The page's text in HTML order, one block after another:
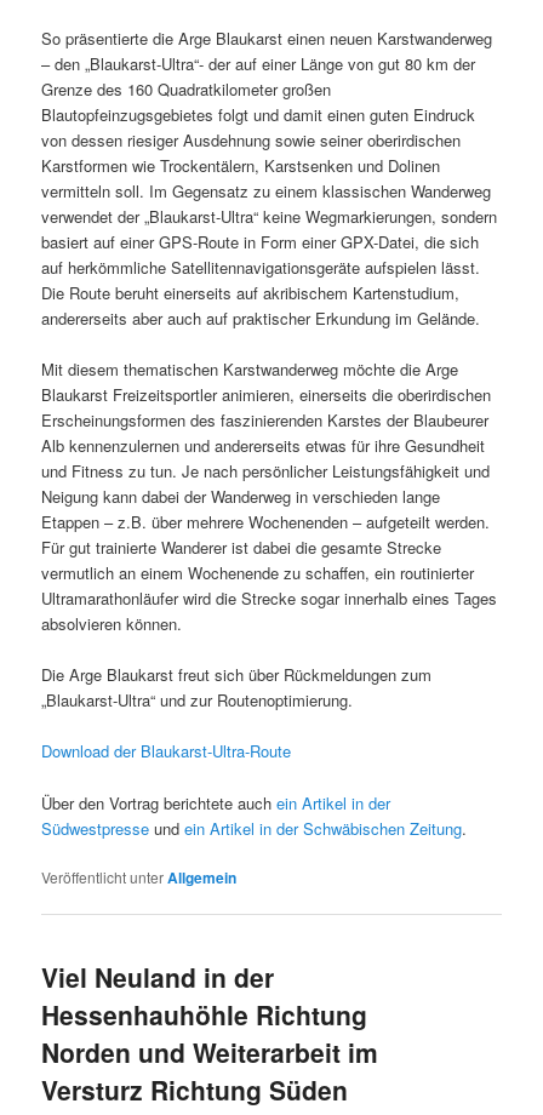
So präsentierte die Arge Blaukarst einen neuen Karstwanderweg
– den „Blaukarst-Ultra“- der auf einer Länge von gut 80 km der
Grenze des 160 Quadratkilometer großen
Blautopfeinzugsgebietes folgt und damit einen guten Eindruck
von dessen riesiger Ausdehnung sowie seiner oberirdischen
Karstformen wie Trockentälern, Karstsenken und Dolinen
vermitteln soll. Im Gegensatz zu einem klassischen Wanderweg
verwendet der „Blaukarst-Ultra“ keine Wegmarkierungen, sondern
basiert auf einer GPS-Route in Form einer GPX-Datei, die sich
auf herkömmliche Satellitennavigationsgeräte aufspielen lässt.
Die Route beruht einerseits auf akribischem Kartenstudium,
andererseits aber auch auf praktischer Erkundung im Gelände.
Mit diesem thematischen Karstwanderweg möchte die Arge
Blaukarst Freizeitsportler animieren, einerseits die oberirdischen
Erscheinungsformen des faszinierenden Karstes der Blaubeurer
Alb kennenzulernen und andererseits etwas für ihre Gesundheit
und Fitness zu tun. Je nach persönlicher Leistungsfähigkeit und
Neigung kann dabei der Wanderweg in verschieden lange
Etappen – z.B. über mehrere Wochenenden – aufgeteilt werden.
Für gut trainierte Wanderer ist dabei die gesamte Strecke
vermutlich an einem Wochenende zu schaffen, ein routinierter
Ultramarathonläufer wird die Strecke sogar innerhalb eines Tages
absolvieren können.
Die Arge Blaukarst freut sich über Rückmeldungen zum
„Blaukarst-Ultra“ und zur Routenoptimierung.
Download der Blaukarst-Ultra-Route
Über den Vortrag berichtete auchein Artikel in der
Südwestpresse undein Artikel in der Schwäbischen Zeitung.
Veröffentlicht unterAllgemein
Viel Neuland in der
Hessenhauhöhle Richtung
Norden und Weiterarbeit im
Versturz Richtung Süden